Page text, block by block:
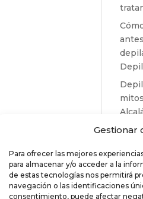
Gestionar
Para ofrecer las mejores
para almacenar y/o acceder a la
de estas tecnologías nos permitirá
navegación o las identificaciones
consentimiento, puede afectar